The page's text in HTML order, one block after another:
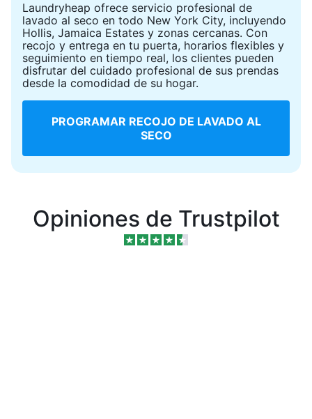
Laundryheap ofrece servicio profesional de
lavado al seco en todo New York City, incluyendo
Hollis, Jamaica Estates y zonas cercanas. Con
recojo y entrega en tu puerta, horarios flexibles y
seguimiento en tiempo real, los clientes pueden
disfrutar del cuidado profesional de sus prendas
desde la comodidad de su hogar.
PROGRAMAR RECOJO DE LAVADO AL
SECO
Opiniones de Trustpilot